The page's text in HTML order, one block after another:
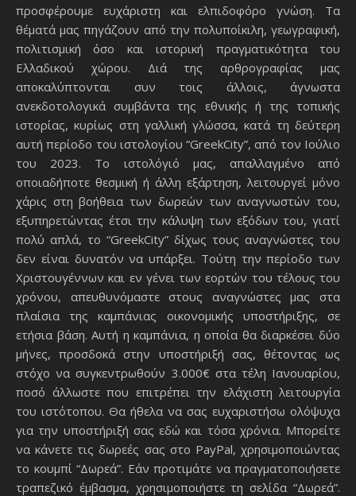
προσφέρουμε ευχάριστη και ελπιδοφόρο γνώση. Τα
θέματά μας πηγάζουν από την πολυποίκιλη, γεωγραφική,
πολιτισμική όσο και ιστορική πραγματικότητα του
Ελλαδικού χώρου. Διά της αρθρογραφίας μας
αποκαλύπτονται συν τοις άλλοις, άγνωστα
ανεκδοτολογικά συμβάντα της εθνικής ή της τοπικής
ιστορίας, κυρίως στη γαλλική γλώσσα, κατά τη δεύτερη
αυτή περίοδο του ιστολογίου “GreekCity”, από τον Ιούλιο
του 2023. Το ιστολόγιό μας, απαλλαγμένο από
οποιαδήποτε θεσμική ή άλλη εξάρτηση, λειτουργεί μόνο
χάρις στη βοήθεια των δωρεών των αναγνωστών του,
εξυπηρετώντας έτσι την κάλυψη των εξόδων του, γιατί
πολύ απλά, το “GreekCity” δίχως τους αναγνώστες του
δεν είναι δυνατόν να υπάρξει. Τούτη την περίοδο των
Χριστουγέννων και εν γένει των εορτών του τέλους του
χρόνου, απευθυνόμαστε στους αναγνώστες μας στα
πλαίσια της καμπάνιας οικονομικής υποστήριξης, σε
ετήσια βάση. Αυτή η καμπάνια, η οποία θα διαρκέσει δύο
μήνες, προσδοκά στην υποστήριξή σας, θέτοντας ως
στόχο να συγκεντρωθούν 3.000€ στα τέλη Ιανουαρίου,
ποσό άλλωστε που επιτρέπει την ελάχιστη λειτουργία
του ιστότοπου. Θα ήθελα να σας ευχαριστήσω ολόψυχα
για την υποστήριξή σας εδώ και τόσα χρόνια. Μπορείτε
να κάνετε τις δωρεές σας στο PayPal, χρησιμοποιώντας
το κουμπί “Δωρεά”. Εάν προτιμάτε να πραγματοποιήσετε
τραπεζικό έμβασμα, χρησιμοποιήστε τη σελίδα “Δωρεά”.